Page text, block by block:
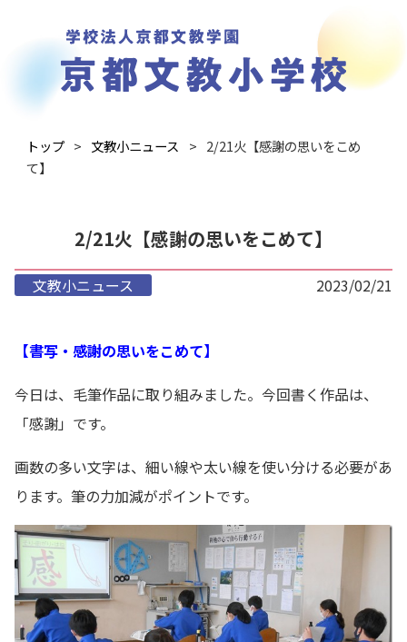
トップ 文教小ニュース
2/21火【感謝の思いをこめ
て】
2/21火【感謝の思いをこめて】
文教小ニュース 2023/02/21
【書写・感謝の思いをこめて】
今日は、毛筆作品に取り組みました。今回書く作品は、
「感謝」です。
画数の多い文字は、細い線や太い線を使い分ける必要があ
ります。筆の力加減がポイントです。